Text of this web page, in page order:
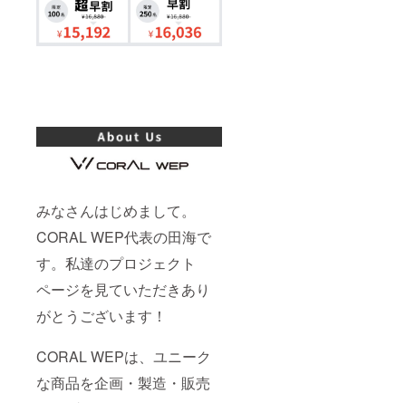
みなさんはじめまして。
CORAL WEP代表の田海で
す。私達のプロジェクト
ページを見ていただきあり
がとうございます！
CORAL WEPは、ユニーク
な商品を企画・製造・販売